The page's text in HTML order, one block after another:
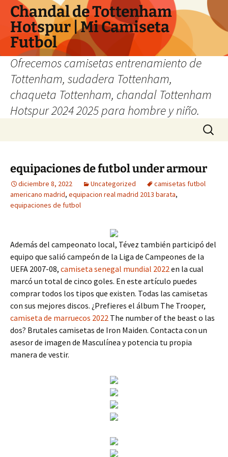
Chandal de Tottenham
Hotspur | Mi Camiseta
Futbol
Ofrecemos camisetas entrenamiento de
Tottenham, sudadera Tottenham,
chaqueta Tottenham, chandal Tottenham
Hotspur 2024 2025 para hombre y niño.
Buscar:
equipaciones de futbol under armour
diciembre 8, 2022 Uncategorized
camisetas futbol
americano madrid, equipacion real madrid 2013 barata,
equipaciones de futbol
Además del campeonato local, Tévez también participó del
equipo que salió campeón de la Liga de Campeones de la
UEFA 2007-08, camiseta senegal mundial 2022en la cual
marcó un total de cinco goles. En este artículo puedes
comprar todos los tipos que existen. Todas las camisetas
con sus mejores discos. ¿Prefieres el álbum The Trooper,
camiseta de marruecos 2022 The number of the beast o las
dos? Brutales camisetas de Iron Maiden. Contacta con un
asesor de imagen de Masculínea y potencia tu propia
manera de vestir.